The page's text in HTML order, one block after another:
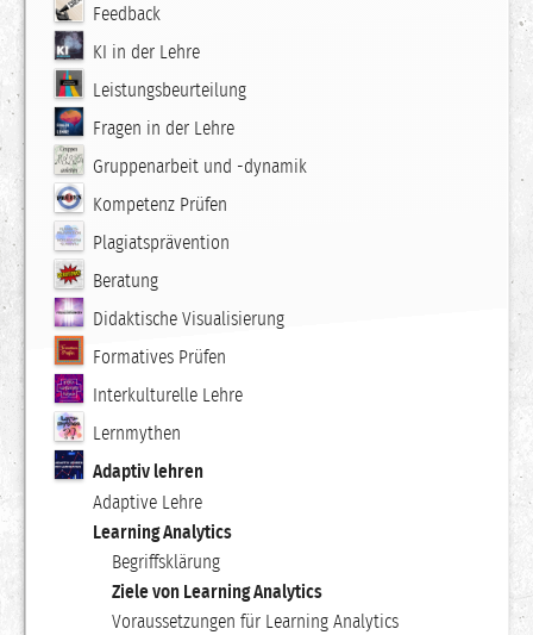
Feedback
KI in der Lehre
Leistungsbeurteilung
Fragen in der Lehre
Gruppenarbeit und -dynamik
Kompetenz Prüfen
Plagiatsprävention
Beratung
Didaktische Visualisierung
Formatives Prüfen
Interkulturelle Lehre
Lernmythen
Adaptiv lehren
Adaptive Lehre
Learning Analytics
Begriffsklärung
Ziele von Learning Analytics
Voraussetzungen für Learning Analytics